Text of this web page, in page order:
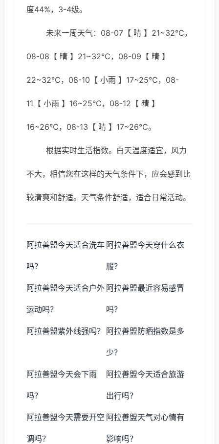
度44%，3-4级。
未来一周天气：08-07【 晴 】21~32℃，
08-08【 晴 】21~32℃，08-09【 晴 】
22~32℃，08-10【 小雨 】17~25℃，08-
11【 小雨 】16~25℃，08-12【 晴 】
16~26℃，08-13【 晴 】17~26℃。
根据实时生活指数。白天温度适宜，风力
不大，相信您在这样的天气条件下，应会感到比
较清爽和舒适。天气条件舒适，适合日常活动。
阿拉善盟今天适合洗车
吗？
阿拉善盟今天穿什么衣
服？
阿拉善盟今天适合户外
运动吗？
阿拉善盟最近容易感冒
吗？
阿拉善盟紫外线强吗？ 阿拉善盟防晒指数是多
少？
阿拉善盟今天会下雨
吗？
阿拉善盟今天适合旅游
出行吗？
阿拉善盟今天需要开空
调吗？
阿拉善盟天气对心情有
影响吗？